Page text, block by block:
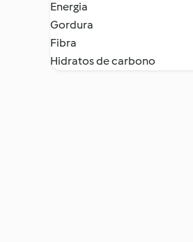
Energia
Gordura
Fibra
Hidratos de carbono